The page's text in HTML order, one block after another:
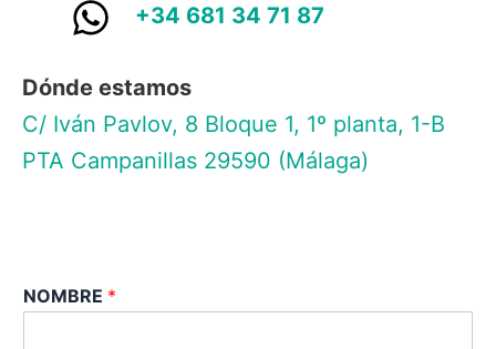
+34 681 34 71 87
Dónde estamos
C/ Iván Pavlov, 8 Bloque 1, 1º planta, 1-B
PTA Campanillas 29590 (Málaga)
NOMBRE *